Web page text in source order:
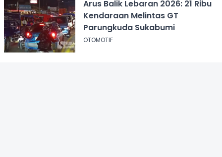
Arus Balik Lebaran 2026: 21 Ribu
Kendaraan Melintas GT
Parungkuda Sukabumi
OTOMOTIF